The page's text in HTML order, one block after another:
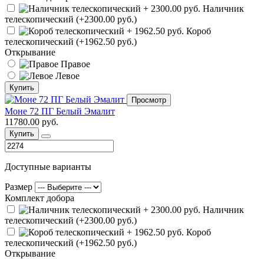
Наличник
телескопический (+2300.00 руб.)
Короб
телескопический (+1962.50 руб.)
Открывание
Правое
Левое
Купить
Просмотр
Моне 72 ПГ Белый Эмалит
11780.00 руб.
Купить
Доступные варианты
Размер
Комплект добора
Наличник
телескопический (+2300.00 руб.)
Короб
телескопический (+1962.50 руб.)
Открывание